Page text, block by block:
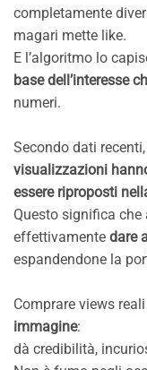
completamente
magari mette like.
E l’algoritmo lo
base dell’interesse
numeri.
Secondo dati recenti,
visualizzazioni
essere riproposti
Questo significa
effettivamente dare
espandendone la
Comprare views
immagine:
dà credibilità,